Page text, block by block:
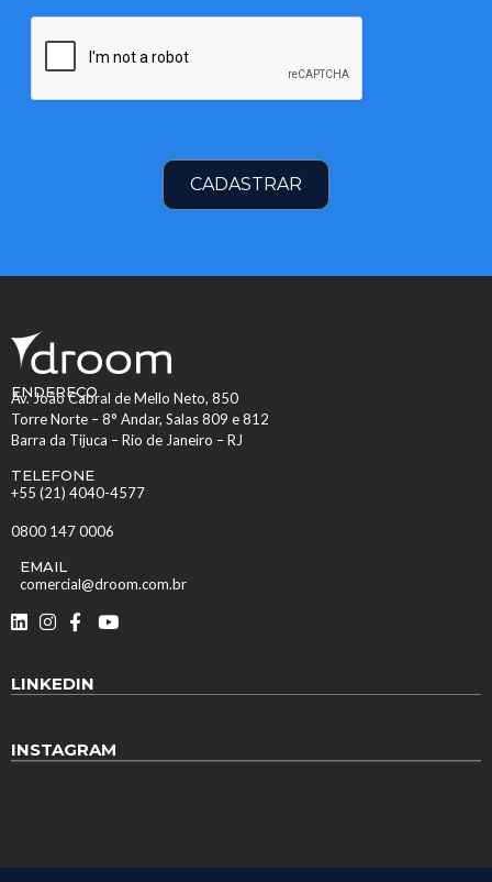
CADASTRAR
ENDEREÇO
Av. João Cabral de Mello Neto, 850
Torre Norte – 8° Andar, Salas 809 e 812
Barra da Tijuca – Rio de Janeiro – RJ
TELEFONE
+55 (21) 4040-4577
0800 147 0006
EMAIL
comercial@droom.com.br
LINKEDIN
INSTAGRAM